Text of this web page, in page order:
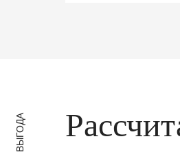
ВЫГОДА